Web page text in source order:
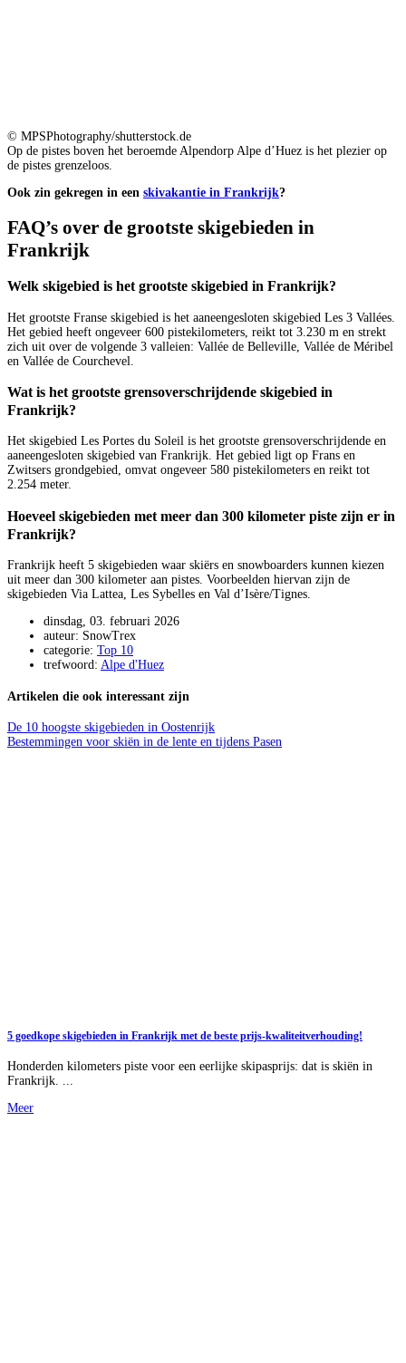
© MPSPhotography/shutterstock.de
Op de pistes boven het beroemde Alpendorp Alpe d’Huez is het plezier op
de pistes grenzeloos.
Ook zin gekregen in een skivakantie in Frankrijk?
FAQ’s over de grootste skigebieden in
Frankrijk
Welk skigebied is het grootste skigebied in Frankrijk?
Het grootste Franse skigebied is het aaneengesloten skigebied Les 3 Vallées.
Het gebied heeft ongeveer 600 pistekilometers, reikt tot 3.230 m en strekt
zich uit over de volgende 3 valleien: Vallée de Belleville, Vallée de Méribel
en Vallée de Courchevel.
Wat is het grootste grensoverschrijdende skigebied in
Frankrijk?
Het skigebied Les Portes du Soleil is het grootste grensoverschrijdende en
aaneengesloten skigebied van Frankrijk. Het gebied ligt op Frans en
Zwitsers grondgebied, omvat ongeveer 580 pistekilometers en reikt tot
2.254 meter.
Hoeveel skigebieden met meer dan 300 kilometer piste zijn er in
Frankrijk?
Frankrijk heeft 5 skigebieden waar skiërs en snowboarders kunnen kiezen
uit meer dan 300 kilometer aan pistes. Voorbeelden hiervan zijn de
skigebieden Via Lattea, Les Sybelles en Val d’Isère/Tignes.
dinsdag, 03. februari 2026
auteur: SnowTrex
categorie: Top 10
trefwoord: Alpe d'Huez
Artikelen die ook interessant zijn
De 10 hoogste skigebieden in Oostenrijk
Bestemmingen voor skiën in de lente en tijdens Pasen
5 goedkope skigebieden in Frankrijk met de beste prijs-kwaliteitverhouding!
Honderden kilometers piste voor een eerlijke skipasprijs: dat is skiën in
Frankrijk. ...
Meer